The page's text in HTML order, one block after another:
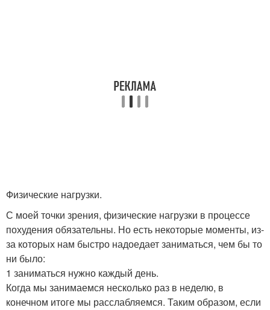
Физические нагрузки.
С моей точки зрения, физические нагрузки в процессе
похудения обязательны. Но есть некоторые моменты, из-
за которых нам быстро надоедает заниматься, чем бы то
ни было:
1 заниматься нужно каждый день.
Когда мы занимаемся несколько раз в неделю, в
конечном итоге мы расслабляемся. Таким образом, если